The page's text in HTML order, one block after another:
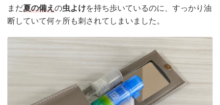
避難所 野菜 防災おでかけ 防災グッズ
まだ夏の備えの虫よけを持ち歩いているのに、すっかり油
断していて何ヶ所も刺されてしまいました。